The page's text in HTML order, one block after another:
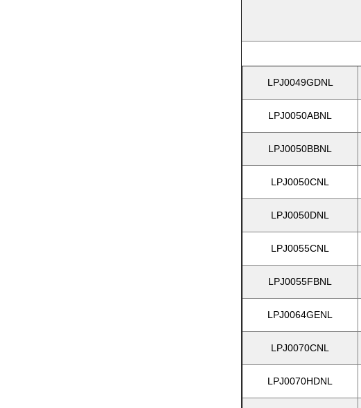
LPJ0049GDNL
LPJ0050ABNL
LPJ0050BBNL
LPJ0050CNL
LPJ0050DNL
LPJ0055CNL
LPJ0055FBNL
LPJ0064GENL
LPJ0070CNL
LPJ0070HDNL